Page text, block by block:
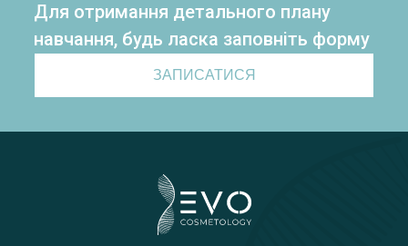
Для отримання детального плану
навчання, будь ласка заповніть форму
ЗАПИСАТИСЯ